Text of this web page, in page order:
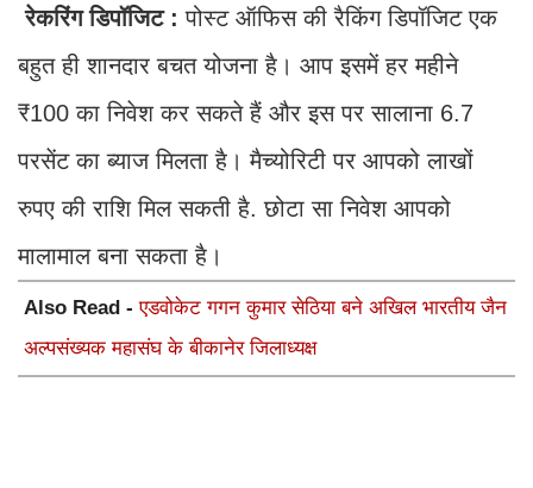
रेकरिंग डिपॉजिट :पोस्ट ऑफिस की रैकिंग डिपॉजिट एक
बहुत ही शानदार बचत योजना है। आप इसमें हर महीने
₹100 का निवेश कर सकते हैं और इस पर सालाना 6.7
परसेंट का ब्याज मिलता है। मैच्योरिटी पर आपको लाखों
रुपए की राशि मिल सकती है. छोटा सा निवेश आपको
मालामाल बना सकता है।
Also Read -एडवोकेट गगन कुमार सेठिया बने अखिल भारतीय जैन
अल्पसंख्यक महासंघ के बीकानेर जिलाध्यक्ष